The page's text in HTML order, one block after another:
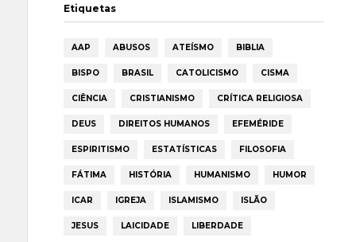
Etiquetas
AAP ABUSOS ATEÍSMO BIBLIA
BISPO BRASIL CATOLICISMO CISMA
CIÊNCIA CRISTIANISMO CRÍTICA RELIGIOSA
DEUS DIREITOS HUMANOS EFEMÉRIDE
ESPIRITISMO ESTATÍSTICAS FILOSOFIA
FÁTIMA HISTÓRIA HUMANISMO HUMOR
ICAR IGREJA ISLAMISMO ISLÃO
JESUS LAICIDADE LIBERDADE